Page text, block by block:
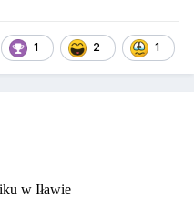
1 2 1